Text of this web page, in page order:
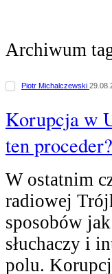
Archiwum
Piotr Michalczewski
Korupcja w
ten proceder?
W ostatnim
radiowej
sposobów
słuchaczy i
polu.